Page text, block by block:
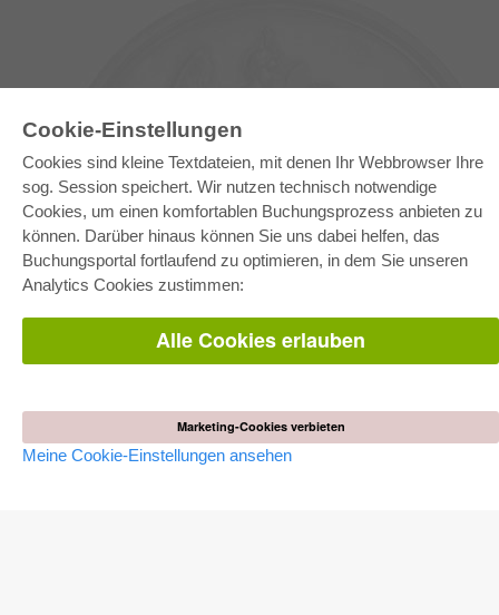
Cookie-Einstellungen
Cookies sind kleine Textdateien, mit denen Ihr Webbrowser Ihre
sog. Session speichert. Wir nutzen technisch notwendige
Cookies, um einen komfortablen Buchungsprozess anbieten zu
können. Darüber hinaus können Sie uns dabei helfen, das
Buchungsportal fortlaufend zu optimieren, in dem Sie unseren
Analytics Cookies zustimmen:
Alle Cookies erlauben
Marketing-Cookies verbieten
Meine Cookie-Einstellungen ansehen
E-COLLECTION
Gesamtpaket
Fachbereichspakete
Bereitstellung von E-Books
Häufig gestellte Fragen (FAQ)
Versandkosten
AGB